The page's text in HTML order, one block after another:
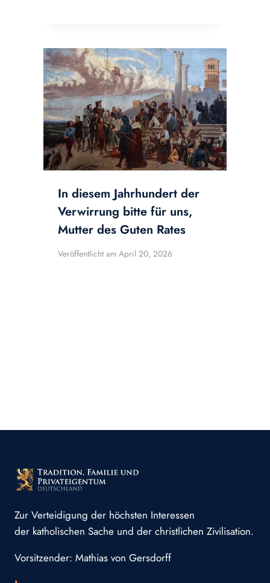
In diesem Jahrhundert der
Verwirrung bitte für uns,
Mutter des Guten Rates
Veröffentlicht am April 20, 2026
Zur Verteidigung der höchsten Interessen
der katholischen Sache und der christlichen Zivilisation.
Vorsitzender: Mathias von Gersdorff